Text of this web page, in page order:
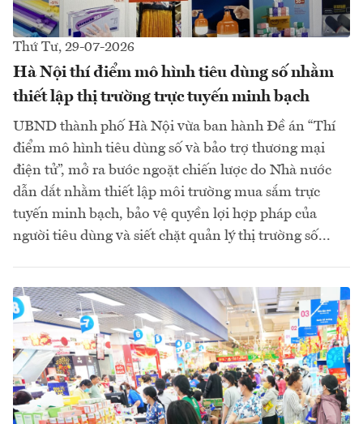
Thứ Tư, 29-07-2026
Hà Nội thí điểm mô hình tiêu dùng số nhằm
thiết lập thị trường trực tuyến minh bạch
UBND thành phố Hà Nội vừa ban hành Đề án “Thí
điểm mô hình tiêu dùng số và bảo trợ thương mại
điện tử”, mở ra bước ngoặt chiến lược do Nhà nước
dẫn dắt nhằm thiết lập môi trường mua sắm trực
tuyến minh bạch, bảo vệ quyền lợi hợp pháp của
người tiêu dùng và siết chặt quản lý thị trường số...